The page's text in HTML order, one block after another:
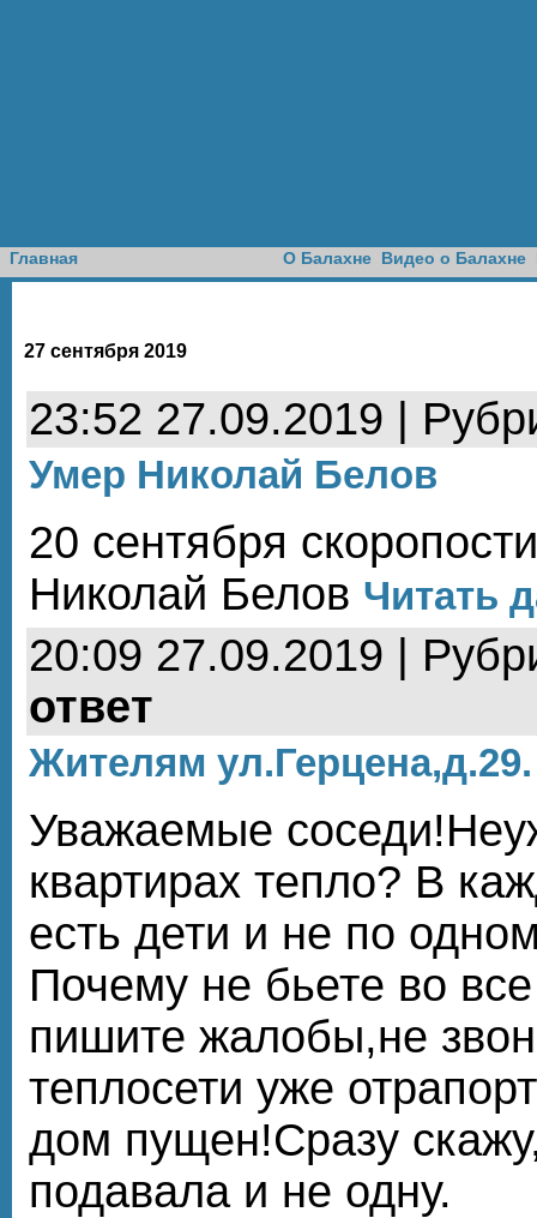
Главная О Балахне Видео о Балахне
27 сентября 2019
23:52 27.09.2019 |
Умер Николай Белов
20 сентября
Николай Белов Читать
20:09 27.09.2019 |
ответ
Жителям ул.Герцена,д.29.
Уважаемые
квартирах тепло? В
есть дети и не по
Почему не бьете во
пишите жалобы,не
теплосети уже
дом пущен!Сразу
подавала и не одну.